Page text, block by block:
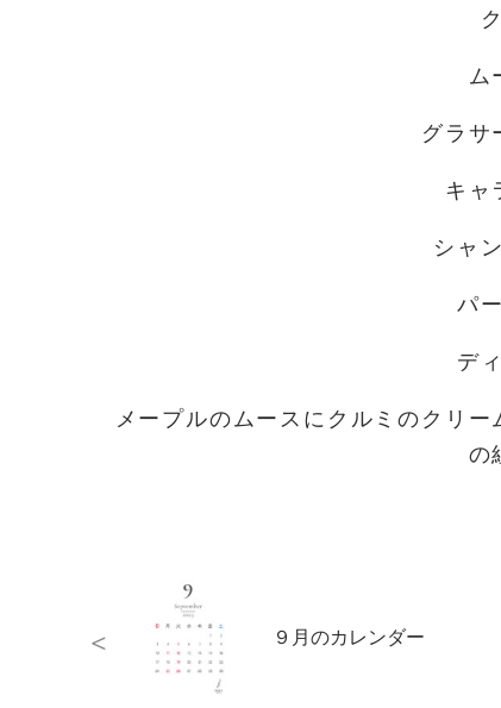
ム
グラサ
キャ
シャ
パ
デ
メープルのムースにクルミのクリ
の
< ９月のカレンダー